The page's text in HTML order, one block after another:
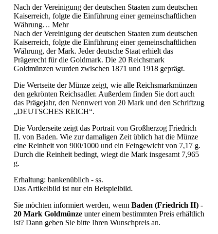
Nach der Vereinigung der deutschen Staaten zum deutschen
Kaiserreich, folgte die Einführung einer gemeinschaftlichen
Währung… Mehr
Nach der Vereinigung der deutschen Staaten zum deutschen
Kaiserreich, folgte die Einführung einer gemeinschaftlichen
Währung, der Mark. Jeder deutsche Staat erhielt das
Prägerecht für die Goldmark. Die 20 Reichsmark
Goldmünzen wurden zwischen 1871 und 1918 geprägt.
Die Wertseite der Münze zeigt, wie alle Reichsmarkmünzen
den gekrönten Reichsadler. Außerdem finden Sie dort auch
das Prägejahr, den Nennwert von 20 Mark und den Schriftzug
„DEUTSCHES REICH“.
Die Vorderseite zeigt das Portrait von Großherzog Friedrich
II. von Baden. Wie zur damaligen Zeit üblich hat die Münze
eine Reinheit von 900/1000 und ein Feingewicht von 7,17 g.
Durch die Reinheit bedingt, wiegt die Mark insgesamt 7,965
g.
Erhaltung: bankenüblich - ss.
Das Artikelbild ist nur ein Beispielbild.
Sie möchten informiert werden, wenn Baden (Friedrich II) -
20 Mark Goldmünze unter einem bestimmten Preis erhältlich
ist? Dann geben Sie bitte Ihren Wunschpreis an.